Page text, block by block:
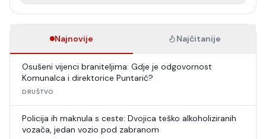
Najnovije Najčitanije
Osušeni vijenci braniteljima: Gdje je odgovornost
Komunalca i direktorice Puntarić?
DRUŠTVO
Policija ih maknula s ceste: Dvojica teško alkoholiziranih
vozača, jedan vozio pod zabranom